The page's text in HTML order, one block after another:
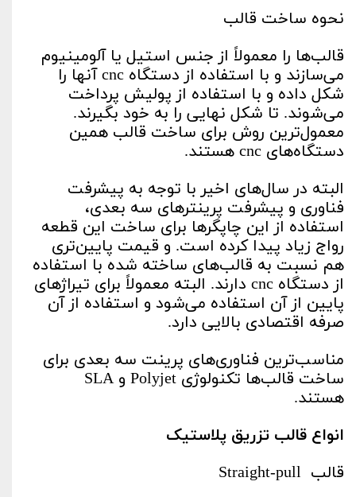
نحوه ساخت قالب
قالب‌ها را معمولاً از جنس استیل یا آلومینیوم
می‌سازند و با استفاده از دستگاه cnc آنها را
شکل داده و با استفاده از پولیش پرداخت
می‌شوند. تا شکل نهایی را به خود بگیرند.
معمول‌ترین روش برای ساخت قالب همین
دستگاه‌های cnc هستند.
البته در سال‌های اخیر با توجه به پیشرفت
فناوری و پیشرفت پرینترهای سه بعدی،
استفاده از این چاپگرها برای ساخت این قطعه
رواج زیاد پیدا کرده است. و قیمت پایین‌تری
هم نسبت به قالب‌های ساخته شده با استفاده
از دستگاه cnc دارند. البته معمولاً برای تیراژهای
پایین از آن استفاده می‌شود و استفاده از آن
صرفه اقتصادی بالایی دارد.
مناسب‌ترین فناوری‌های پرینت سه بعدی برای
ساخت قالب‌ها تکنولوژی Polyjet و SLA
هستند.
انواع قالب تزریق پلاستیک
قالب Straight-pull